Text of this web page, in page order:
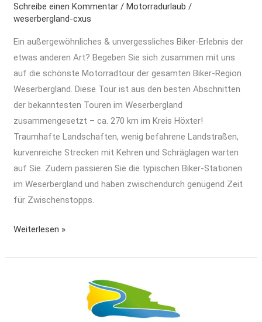
Schreibe einen Kommentar / Motorradurlaub /
weserbergland-cxus
Ein außergewöhnliches & unvergessliches Biker-Erlebnis der
etwas anderen Art? Begeben Sie sich zusammen mit uns
auf die schönste Motorradtour der gesamten Biker-Region
Weserbergland. Diese Tour ist aus den besten Abschnitten
der bekanntesten Touren im Weserbergland
zusammengesetzt – ca. 270 km im Kreis Höxter!
Traumhafte Landschaften, wenig befahrene Landstraßen,
kurvenreiche Strecken mit Kehren und Schräglagen warten
auf Sie. Zudem passieren Sie die typischen Biker-Stationen
im Weserbergland und haben zwischendurch genügend Zeit
für Zwischenstopps.
im
Weserbergland
Weiterlesen »